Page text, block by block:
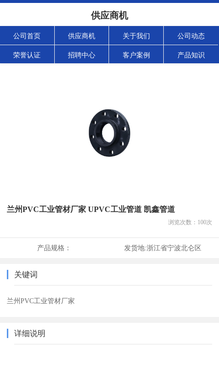
供应商机
公司首页 供应商机 关于我们 公司动态
荣誉认证 招聘中心 客户案例 产品知识
兰州PVC工业管材厂家 UPVC工业管道 凯鑫管道
浏览次数： 100次
产品规格： 发货地:浙江省宁波北仑区
关键词
兰州PVC工业管材厂家
详细说明